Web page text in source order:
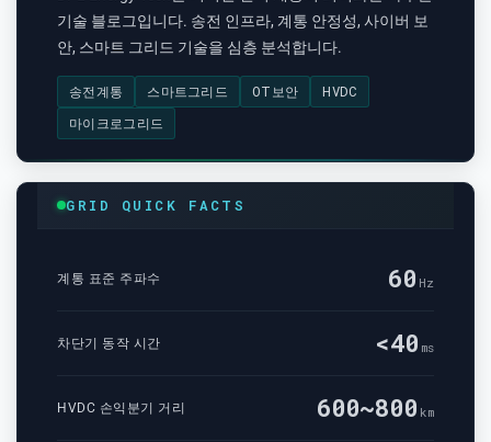
기술 블로그입니다. 송전 인프라, 계통 안정성, 사이버 보
안, 스마트 그리드 기술을 심층 분석합니다.
송전계통 스마트그리드 OT보안
HVDC
마이크로그리드
GRID QUICK FACTS
계통 표준 주파수 60 Hz
차단기 동작 시간 <40 ms
HVDC 손익분기 거리 600~800 km